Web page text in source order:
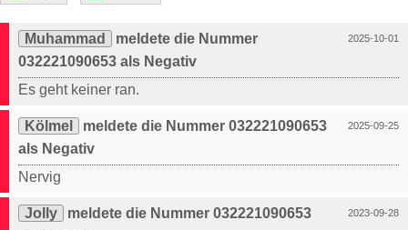
2025-10-01
Muhammad
meldete die Nummer
032221090653 als Negativ
Es geht keiner ran.
2025-09-25
Kölmel
meldete die Nummer 032221090653
als Negativ
Nervig
2023-09-28
Jolly
meldete die Nummer 032221090653